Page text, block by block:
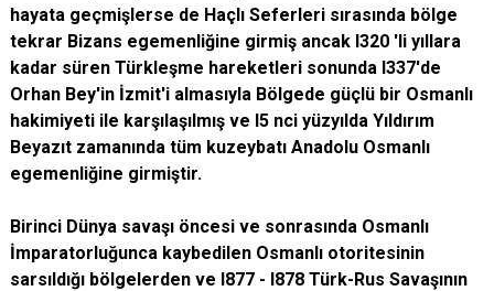
hayata geçmişlerse de Haçlı Seferleri sırasında bölge
tekrar Bizans egemenliğine girmiş ancak l320 'li yıllara
kadar süren Türkleşme hareketleri sonunda l337'de
Orhan Bey'in İzmit'i almasıyla Bölgede güçlü bir Osmanlı
hakimiyeti ile karşılaşılmış ve l5 nci yüzyılda Yıldırım
Beyazıt zamanında tüm kuzeybatı Anadolu Osmanlı
egemenliğine girmiştir.
Birinci Dünya savaşı öncesi ve sonrasında Osmanlı
İmparatorluğunca kaybedilen Osmanlı otoritesinin
sarsıldığı bölgelerden ve l877 - l878 Türk-Rus Savaşının